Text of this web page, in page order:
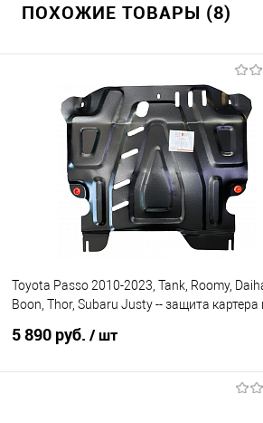
ПОХОЖИЕ ТОВАРЫ (8)
Toyota Passo 2010-2023, Tank, Roomy,
Boon, Thor, Subaru Justy -- защита картера
5 890 руб. / шт